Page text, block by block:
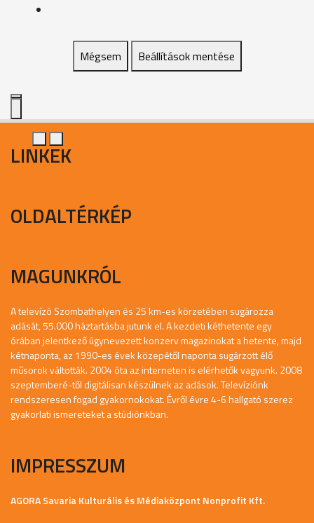
Mégsem Beállítások mentése
LINKEK
OLDALTÉRKÉP
MAGUNKRÓL
A televízó Szombathelyen és 25 km-es körzetében sugározza
adását, 55.000 háztartásba jutunk el. A kezdeti kéthetente egy
órában jelentkező úgynevezett konzerv magazinokat a hetente, majd
kétnaponta, az 1990-es évek közepétől naponta sugárzott élő
műsorok váltották. 2004 óta az interneten is elérhetők vagyunk. 2008
szeptemberé-től digitálisan készülnek az adások. Televíziónk
rendszeresen fogad gyakornokokat. Évről évre 4-6 hallgató szerez
gyakorlati ismereteket a stúdiónkban.
IMPRESSZUM
AGORA Savaria Kulturális és Médiaközpont Nonprofit Kft.